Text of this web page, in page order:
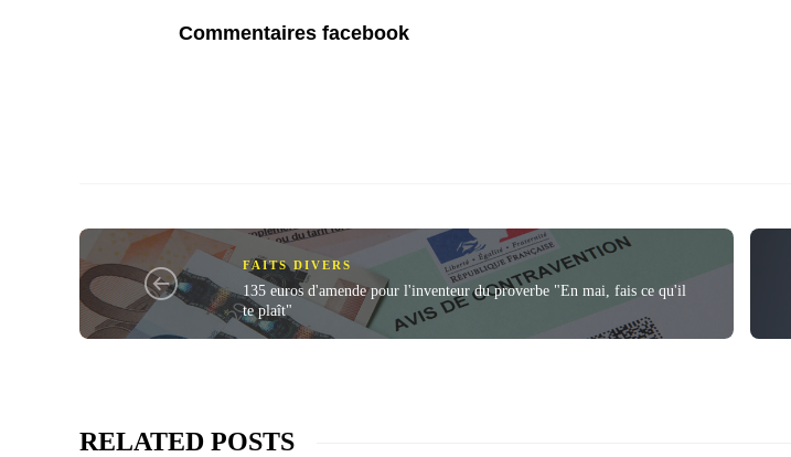
Commentaires facebook
FAITS DIVERS
135 euros d'amende pour l'inventeur du proverbe "En mai, fais ce qu'il
te plaît"
RELATED POSTS